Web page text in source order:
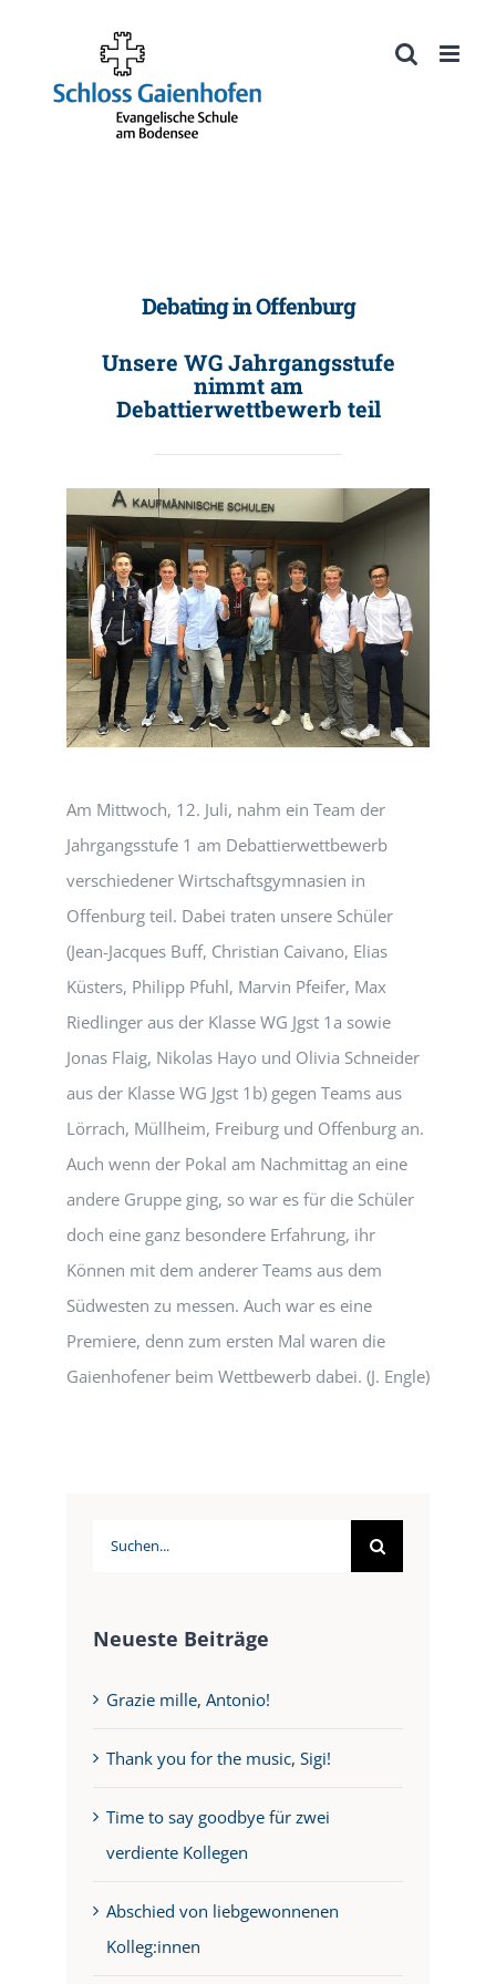
Werkzeugleiste öffnen
springen
Debating in Offenburg
Unsere WG Jahrgangsstufe
nimmt am
Debattierwettbewerb teil
Am Mittwoch, 12. Juli, nahm ein Team der
Jahrgangsstufe 1 am Debattierwettbewerb
verschiedener Wirtschaftsgymnasien in
Offenburg teil. Dabei traten unsere Schüler
(Jean-Jacques Buff, Christian Caivano, Elias
Küsters, Philipp Pfuhl, Marvin Pfeifer, Max
Riedlinger aus der Klasse WG Jgst 1a sowie
Jonas Flaig, Nikolas Hayo und Olivia Schneider
aus der Klasse WG Jgst 1b) gegen Teams aus
Lörrach, Müllheim, Freiburg und Offenburg an.
Auch wenn der Pokal am Nachmittag an eine
andere Gruppe ging, so war es für die Schüler
doch eine ganz besondere Erfahrung, ihr
Können mit dem anderer Teams aus dem
Südwesten zu messen. Auch war es eine
Premiere, denn zum ersten Mal waren die
Gaienhofener beim Wettbewerb dabei. (J. Engle)
Suche
Neueste Beiträge
Grazie mille, Antonio!
Thank you for the music, Sigi!
Time to say goodbye für zwei
verdiente Kollegen
Abschied von liebgewonnenen
Kolleg:innen